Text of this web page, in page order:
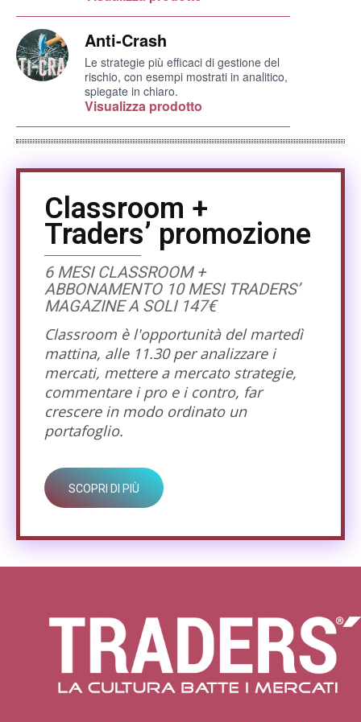
Anti-Crash
Le strategie più efficaci di gestione del
rischio, con esempi mostrati in analitico,
spiegate in chiaro.
Visualizza prodotto
Classroom +
Traders’ promozione
6 MESI CLASSROOM +
ABBONAMENTO 10 MESI TRADERS’
MAGAZINE A SOLI 147€
Classroom è l'opportunità del martedì
mattina, alle 11.30 per analizzare i
mercati, mettere a mercato strategie,
commentare i pro e i contro, far
crescere in modo ordinato un
portafoglio.
SCOPRI DI PIÙ